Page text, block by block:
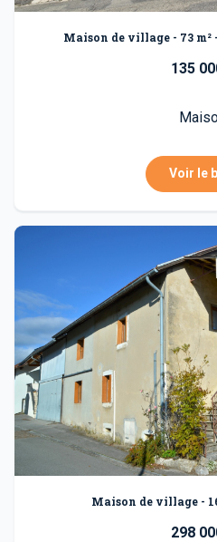
Maison de village - 73
135
Voir le
Maison de village -
298